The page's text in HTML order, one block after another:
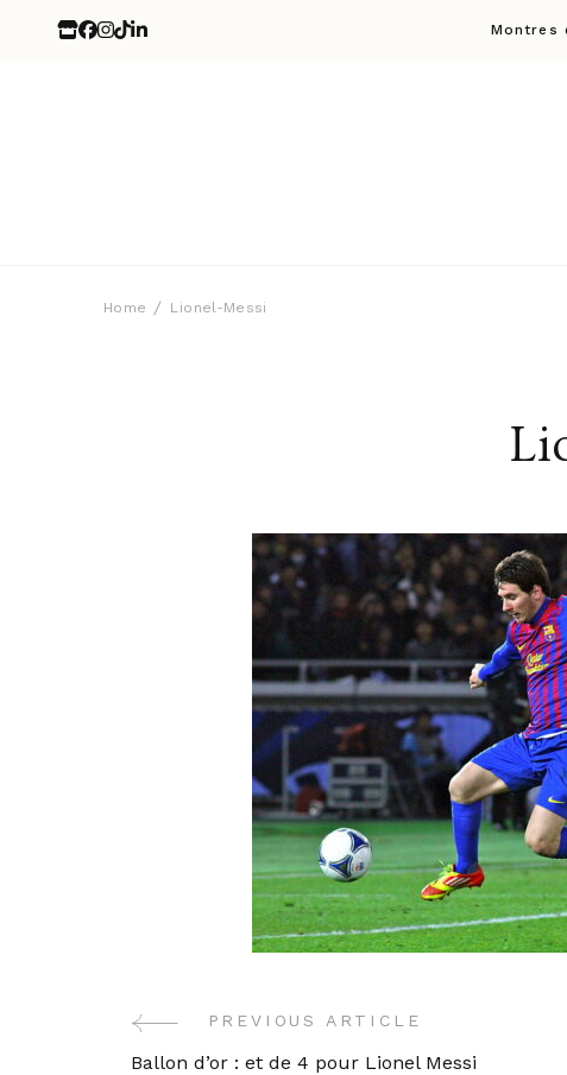
Montres
Home Lionel-Messi
Post
PREVIOUS ARTICLE
Ballon d’or : et de 4 pour Lionel Messi